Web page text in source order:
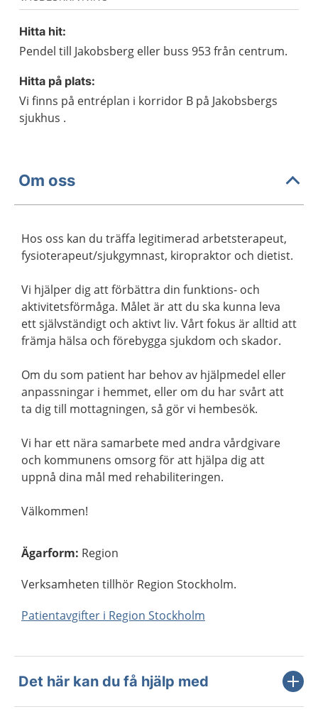
Hitta hit:
Pendel till Jakobsberg eller buss 953 från centrum.
Hitta på plats:
Vi finns på entréplan i korridor B på Jakobsbergs
sjukhus .
Om oss
Hos oss kan du träffa legitimerad arbetsterapeut,
fysioterapeut/sjukgymnast, kiropraktor och dietist.
Vi hjälper dig att förbättra din funktions- och
aktivitetsförmåga. Målet är att du ska kunna leva
ett självständigt och aktivt liv. Vårt fokus är alltid att
främja hälsa och förebygga sjukdom och skador.
Om du som patient har behov av hjälpmedel eller
anpassningar i hemmet, eller om du har svårt att
ta dig till mottagningen, så gör vi hembesök.
Vi har ett nära samarbete med andra vårdgivare
och kommunens omsorg för att hjälpa dig att
uppnå dina mål med rehabiliteringen.
Välkommen!
Ägarform: Region
Verksamheten tillhör Region Stockholm.
Patientavgifter i Region Stockholm
Det här kan du få hjälp med